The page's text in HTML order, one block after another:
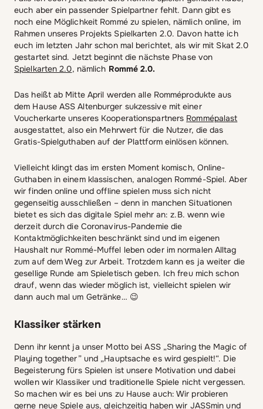
euch aber ein passender Spielpartner fehlt. Dann gibt es
noch eine Möglichkeit Rommé zu spielen, nämlich online, im
Rahmen unseres Projekts Spielkarten 2.0. Davon hatte ich
euch im letzten Jahr schon mal berichtet, als wir mit Skat 2.0
gestartet sind. Jetzt beginnt die nächste Phase von
Spielkarten 2.0, nämlich Rommé 2.0.
Das heißt ab Mitte April werden alle Romméprodukte aus
dem Hause ASS Altenburger sukzessive mit einer
Voucherkarte unseres Kooperationspartners Rommépalast
ausgestattet, also ein Mehrwert für die Nutzer, die das
Gratis-Spielguthaben auf der Plattform einlösen können.
Vielleicht klingt das im ersten Moment komisch, Online-
Guthaben in einem klassischen, analogen Rommé-Spiel. Aber
wir finden online und offline spielen muss sich nicht
gegenseitig ausschließen – denn in manchen Situationen
bietet es sich das digitale Spiel mehr an: z.B. wenn wie
derzeit durch die Coronavirus-Pandemie die
Kontaktmöglichkeiten beschränkt sind und im eigenen
Haushalt nur Rommé-Muffel leben oder im normalen Alltag
zum auf dem Weg zur Arbeit. Trotzdem kann es ja weiter die
gesellige Runde am Spieletisch geben. Ich freu mich schon
drauf, wenn das wieder möglich ist, vielleicht spielen wir
dann auch mal um Getränke… 😉
Klassiker stärken
Denn ihr kennt ja unser Motto bei ASS „Sharing the Magic of
Playing together” und „Hauptsache es wird gespielt!“. Die
Begeisterung fürs Spielen ist unsere Motivation und dabei
wollen wir Klassiker und traditionelle Spiele nicht vergessen.
So machen wir es bei uns zu Hause auch: Wir probieren
gerne neue Spiele aus, gleichzeitig haben wir JASSmin und